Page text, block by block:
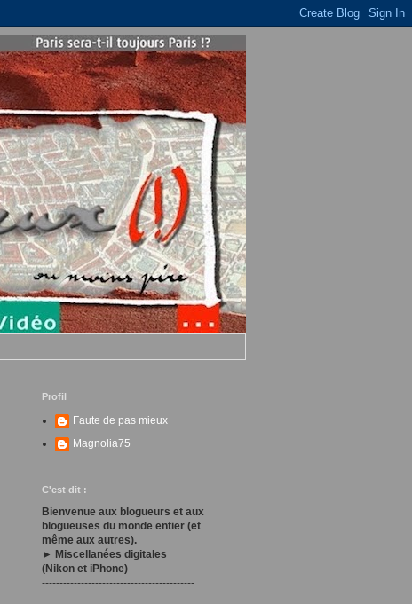
Profil
Faute de pas mieux
Magnolia75
C'est dit :
Bienvenue aux blogueurs et aux
blogueuses du monde entier (et
même aux autres).
► Miscellanées digitales
(Nikon et iPhone)
-------------------------------------------